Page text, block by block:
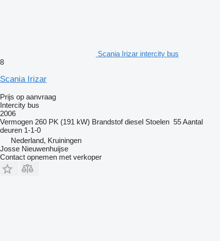
Scania Irizar intercity bus
8
Scania Irizar
Prijs op aanvraag
Intercity bus
2006
Vermogen 260 PK (191 kW) Brandstof diesel Stoelen 55Aantal
deuren 1-1-0
Nederland, Kruiningen
Josse Nieuwenhuijse
Contact opnemen met verkoper